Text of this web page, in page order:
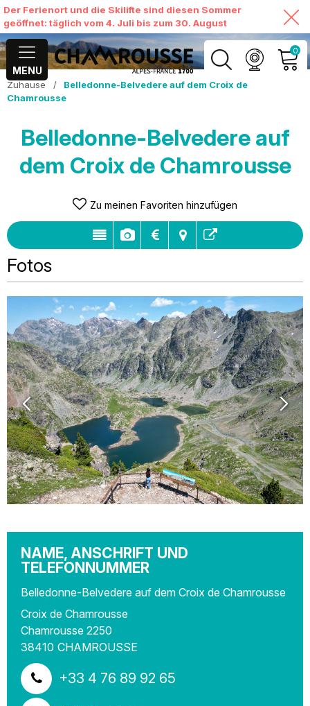
Der Ferienort und die Skilifte sind diesen Sommer
geöffnet: täglich vom 4. Juli bis zum 30. August
MENU
0
MEIN KONTO
ANSEHEN
Zuhause /
Belledonne-Belvedere auf dem Croix de
Chamrousse
Belledonne-Belvedere auf
dem Croix de Chamrousse
Zu meinen Favoriten hinzufügen
Fotos
NAME, ANSCHRIFT UND
TELEFONNUMMER
Belledonne-Belvedere auf dem Croix de Chamrousse
Croix de Chamrousse
Chamrousse 2250
38410 CHAMROUSSE
+33 4 76 89 92 65